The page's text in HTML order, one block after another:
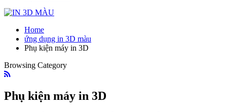
Home
ứng dụng in 3D màu
Phụ kiện máy in 3D
Browsing Category
Phụ kiện máy in 3D